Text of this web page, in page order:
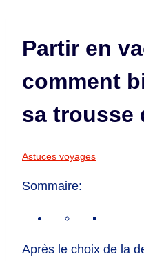
Partir en
comment
sa trousse
Astuces voyages
Sommaire:
Après le choix de la